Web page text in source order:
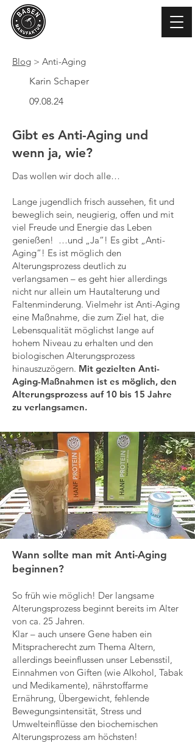
Blog > Anti-Aging
Karin Schaper
09.08.24
Gibt es Anti-Aging und
wenn ja, wie?
Das wollen wir doch alle…
Lange jugendlich frisch aussehen, fit und
beweglich sein, neugierig, offen und mit
viel Freude und Energie das Leben
genießen! …und „Ja“! Es gibt „Anti-
Aging“! Es ist möglich den
Alterungsprozess deutlich zu
verlangsamen – es geht hier allerdings
nicht nur allein um Hautalterung und
Faltenminderung. Vielmehr ist Anti-Aging
eine Maßnahme, die zum Ziel hat, die
Lebensqualität möglichst lange auf
hohem Niveau zu erhalten und den
biologischen Alterungsprozess
hinauszuzögern. Mit gezielten Anti-
Aging-Maßnahmen ist es möglich, den
Alterungsprozess auf 10 bis 15 Jahre
zu verlangsamen.
Wann sollte man mit Anti-Aging
beginnen?
So früh wie möglich! Der langsame
Alterungsprozess beginnt bereits im Alter
von ca. 25 Jahren.
Klar – auch unsere Gene haben ein
Mitspracherecht zum Thema Altern,
allerdings beeinflussen unser Lebensstil,
Einnahmen von Giften (wie Alkohol, Tabak
und Medikamente), nährstoffarme
Ernährung, Übergewicht, fehlende
Bewegungsintensität, Stress und
Umwelteinflüsse den biochemischen
Alterungsprozess am höchsten!